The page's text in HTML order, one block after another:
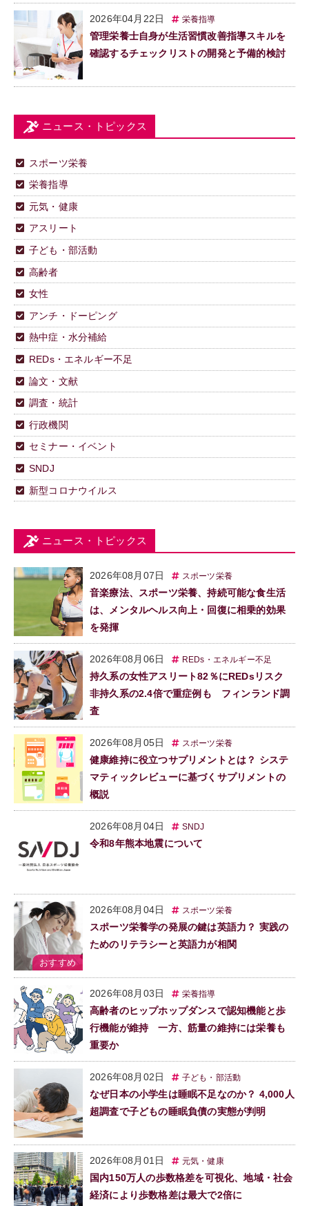
2026年04月22日 栄養指導
管理栄養士自身が生活習慣改善指導スキルを
確認するチェックリストの開発と予備的検討
ニュース・トピックス
スポーツ栄養
栄養指導
元気・健康
アスリート
子ども・部活動
高齢者
女性
アンチ・ドーピング
熱中症・水分補給
REDs・エネルギー不足
論文・文献
調査・統計
行政機関
セミナー・イベント
SNDJ
新型コロナウイルス
ニュース・トピックス
2026年08月07日 スポーツ栄養
音楽療法、スポーツ栄養、持続可能な食生活
は、メンタルヘルス向上・回復に相乗的効果
を発揮
2026年08月06日 REDs・エネルギー不足
持久系の女性アスリート82％にREDsリスク
非持久系の2.4倍で重症例も フィンランド調
査
2026年08月05日 スポーツ栄養
健康維持に役立つサプリメントとは？ システ
マティックレビューに基づくサプリメントの
概説
2026年08月04日 SNDJ
令和8年熊本地震について
2026年08月04日 スポーツ栄養
スポーツ栄養学の発展の鍵は英語力？ 実践の
ためのリテラシーと英語力が相関
2026年08月03日 栄養指導
高齢者のヒップホップダンスで認知機能と歩
行機能が維持 一方、筋量の維持には栄養も
重要か
2026年08月02日 子ども・部活動
なぜ日本の小学生は睡眠不足なのか？ 4,000人
超調査で子どもの睡眠負債の実態が判明
2026年08月01日 元気・健康
国内150万人の歩数格差を可視化、地域・社会
経済により歩数格差は最大で2倍に